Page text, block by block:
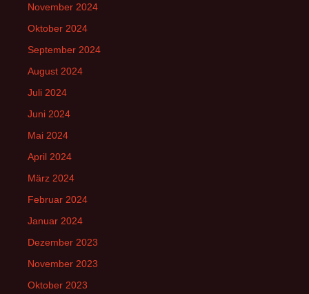
November 2024
Oktober 2024
September 2024
August 2024
Juli 2024
Juni 2024
Mai 2024
April 2024
März 2024
Februar 2024
Januar 2024
Dezember 2023
November 2023
Oktober 2023